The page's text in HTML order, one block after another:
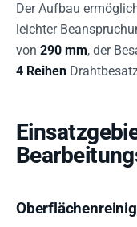
Der Aufbau
leichter
von 290 mm, der
4 Reihen